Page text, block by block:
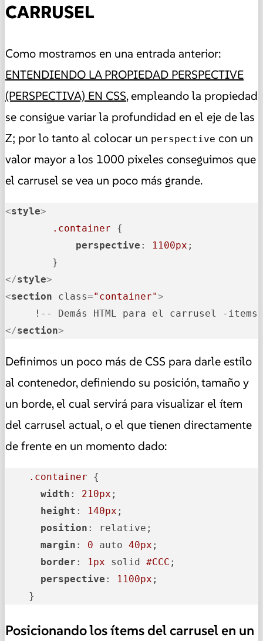
CARRUSEL
Como mostramos en una entrada anterior:
ENTENDIENDO LA PROPIEDAD PERSPECTIVE
(PERSPECTIVA) EN CSS, empleando la propiedad
se consigue variar la profundidad en el eje de las
Z; por lo tanto al colocar un perspective con un
valor mayor a los 1000 pixeles conseguimos que
el carrusel se vea un poco más grande.
<style>
.container {
perspective : 1100px ;
</style>
<section class="container">
</section>
Definimos un poco más de CSS para darle estilo
al contenedor, definiendo su posición, tamaño y
un borde, el cual servirá para visualizar el ítem
del carrusel actual, o el que tienen directamente
de frente en un momento dado:
.container {
width : 210px ;
height : 140px ;
position : relative;
margin : 0 auto 40px ;
border : 1px solid #CCC ;
perspective : 1100px ;
    }
Posicionando los ítems del carrusel en un